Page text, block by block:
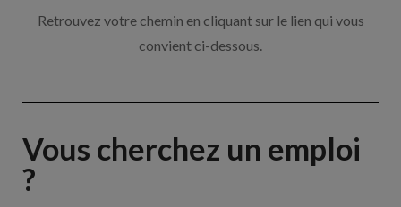
Retrouvez votre chemin en cliquant sur le lien qui vous
convient ci-dessous.
Vous cherchez un emploi
?